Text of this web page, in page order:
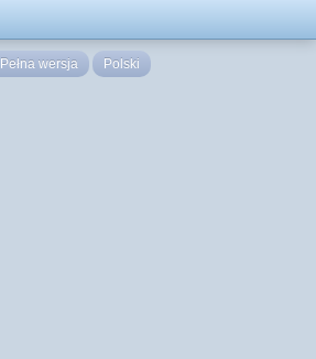
Pełna wersja Polski